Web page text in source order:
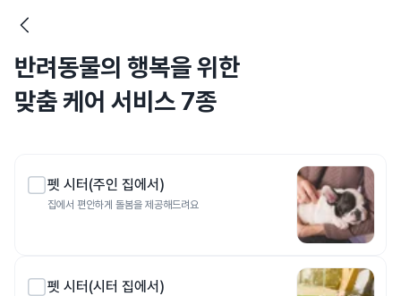
반려동물의 행복을 위한
맞춤 케어 서비스 7종
펫 시터(주인 집에서)
집에서 편안하게 돌봄을 제공해드려요
펫 시터(시터 집에서)